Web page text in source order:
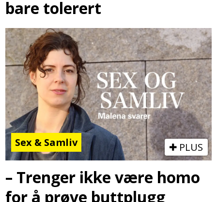
bare tolerert
Sex & Samliv PLUS
– Trenger ikke være homo
for å prøve buttplugg